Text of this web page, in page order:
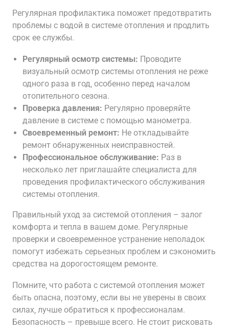
Регулярная профилактика поможет предотвратить
проблемы с водой в системе отопления и продлить
срок ее службы.
Регулярный осмотр системы: Проводите
визуальный осмотр системы отопления не реже
одного раза в год‚ особенно перед началом
отопительного сезона.
Проверка давления: Регулярно проверяйте
давление в системе с помощью манометра.
Своевременный ремонт: Не откладывайте
ремонт обнаруженных неисправностей.
Профессиональное обслуживание: Раз в
несколько лет приглашайте специалиста для
проведения профилактического обслуживания
системы отопления.
Правильный уход за системой отопления – залог
комфорта и тепла в вашем доме. Регулярные
проверки и своевременное устранение неполадок
помогут избежать серьезных проблем и сэкономить
средства на дорогостоящем ремонте.
Помните‚ что работа с системой отопления может
быть опасна‚ поэтому‚ если вы не уверены в своих
силах‚ лучше обратиться к профессионалам.
Безопасность – превыше всего. Не стоит рисковать